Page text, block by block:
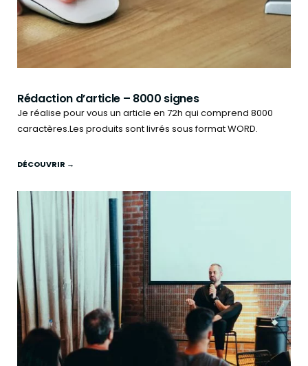
Rédaction d’article – 8000 signes
Je réalise pour vous un article en 72h qui comprend 8000
caractères.Les produits sont livrés sous format WORD.
DÉCOUVRIR →